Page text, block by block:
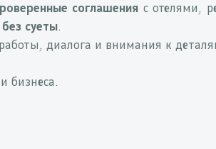
соглашения с отелями,
суеты.
диалога и внимания к
бизнеса.